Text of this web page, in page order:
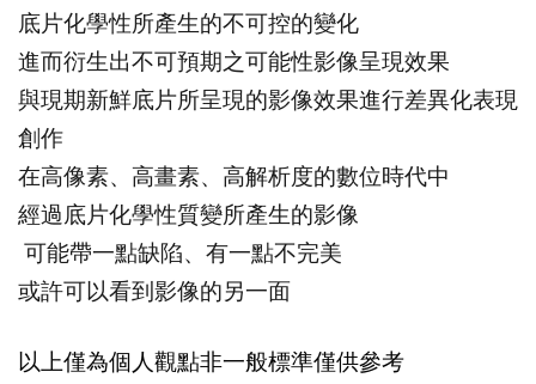
底片化學性所產生的不可控的變化
進而衍生出不可預期之可能性影像呈現效果
與現期新鮮底片所呈現的影像效果進行差異化表現
創作
在高像素、高畫素、高解析度的數位時代中
經過底片化學性質變所產生的影像
可能帶一點缺陷、有一點不完美
或許可以看到影像的另一面
以上僅為個人觀點非一般標準僅供參考